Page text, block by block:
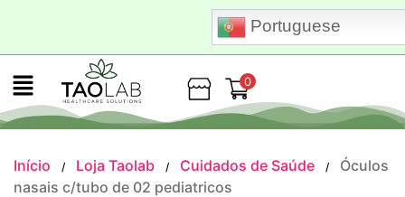
Portuguese
Loja
0
Início / Loja Taolab / Cuidados de Saúde /
Óculos
nasais c/tubo de 02 pediatricos